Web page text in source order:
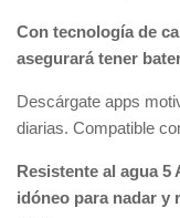
Con tecnología de
asegurará tener
Descárgate apps
diarias. Compatible
Resistente al agua 5
idóneo para nadar y